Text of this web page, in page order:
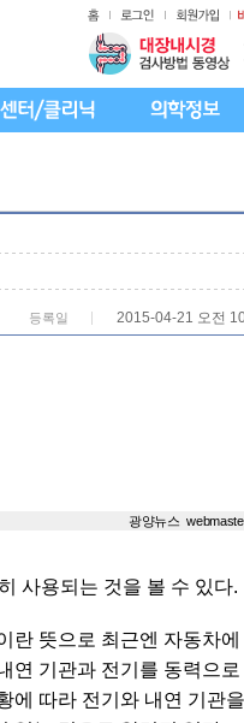
등록일 2015-04-21 오전
광양뉴스
사용되는 것을 볼 수 있다.
란 뜻으로 최근엔 자동차
연 기관과 전기를 동력으
에 따라 전기와 내연 기관